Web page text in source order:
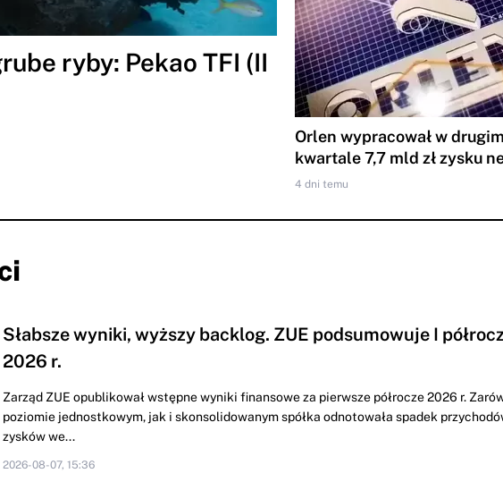
ryby: Pekao TFI (II
Orlen wypracował w drugim
kwartale 7,7 mld zł zysku
4 dni temu
Słabsze wyniki, wyższy backlog. ZUE podsumowuje I
2026 r.
Zarząd ZUE opublikował wstępne wyniki finansowe za pierwsze półrocze 2026 r.
poziomie jednostkowym, jak i skonsolidowanym spółka odnotowała spadek
zysków we...
2026-08-07, 15:36